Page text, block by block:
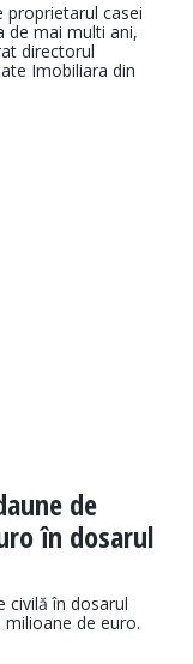
proprietarul casei
de mai multi ani,
directorul
Imobiliara din
de
în dosarul
civilă în dosarul
milioane de euro.